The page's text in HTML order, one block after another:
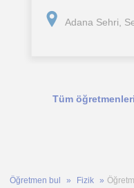
Adana Sehri,
Tüm
Öğretmen bul Fizik